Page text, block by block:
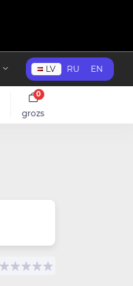
LV RU EN
grozs
0